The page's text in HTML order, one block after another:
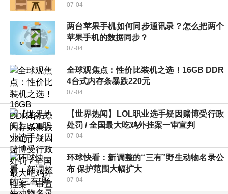
07-04
两台苹果手机如何同步通讯录？怎么把两个
苹果手机的数据同步？
07-04
全球观焦点：性价比装机之选！16GB DDR
4台式内存条暴跌220元
07-04
【世界热闻】LOL职业选手疑因赌博受行政
处罚 / 全国最大吃鸡外挂案一审宣判
07-04
环球快看：新调整的“三有”野生动物名录公
布 保护范围大幅扩大
07-04